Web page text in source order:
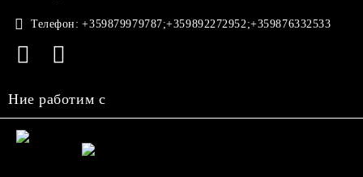
Телефон: +359879979787;+359892272952;+359876332533
Ние работим с